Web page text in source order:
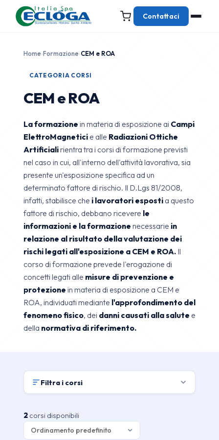
Contattaci
Home›Formazione›CEM e ROA
CATEGORIA CORSI
CEM e ROA
La formazione in materia di esposizione ai Campi
ElettroMagnetici e alle Radiazioni Ottiche
Artificialirientra tra i corsi di formazione previsti
nel caso in cui, all'interno dell'attività lavorativa, sia
presente un'esposizione specifica ad un
determinato fattore di rischio. Il D.Lgs 81/2008,
infatti, stabilisce che i lavoratori espostia questo
fattore di rischio, debbano ricevere le
informazioni e la formazione necessarie in
relazione al risultato della valutazione dei
rischi legati all'esposizione a CEM e ROA. Il
corso di formazione prevede l'erogazione di
concetti legati alle misure di prevenzione e
protezione in materia di esposizione a CEM e
ROA, individuati mediante l'approfondimento del
fenomeno fisico, dei danni causati alla salute e
della normativa di riferimento.
Filtra i corsi
2 corsi disponibili